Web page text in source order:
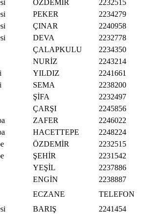
ÖZDEMİR
2232515
PEKER
2234279
ÇINAR
2240958
DEVA
2232778
ÇALAPKULU
2234350
NURİZ
2243214
YILDIZ
2241661
SEMA
2238200
ŞİFA
2232497
ÇARŞI
2245856
ZAFER
2246022
HACETTEPE
2248224
ÖZDEMİR
2232515
ŞEHİR
2231542
YEŞİL
2237886
ENGİN
2238887
ECZANE
TELEFON
BARIŞ
2241454